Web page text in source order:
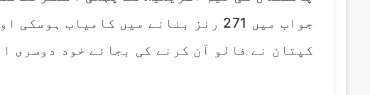
جواب میں 271 رنز بنانے میں کامیاب
کپتان نے فالو آن کرنے کی بجائے خود دوسری